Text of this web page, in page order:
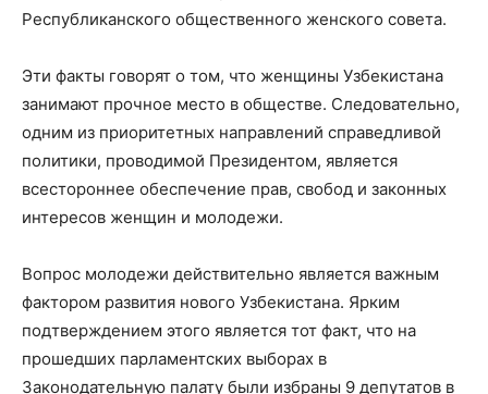
Республиканского общественного женского совета.
Эти факты говорят о том, что женщины Узбекистана
занимают прочное место в обществе. Следовательно,
одним из приоритетных направлений справедливой
политики, проводимой Президентом, является
всестороннее обеспечение прав, свобод и законных
интересов женщин и молодежи.
Вопрос молодежи действительно является важным
фактором развития нового Узбекистана. Ярким
подтверждением этого является тот факт, что на
прошедших парламентских выборах в
Законодательную палату были избраны 9 депутатов в